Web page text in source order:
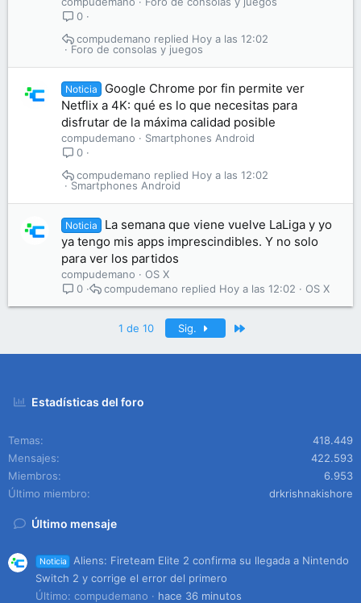
0
Foro de consolas y juegos
Hoy a las 12:02
compudemano
Noticia
Google Chrome por fin permite ver
Netflix a 4K: qué es lo que necesitas para
disfrutar de la máxima calidad posible
compudemano
Smartphones Android
0
Smartphones Android
Hoy a las 12:02
compudemano
Noticia
La semana que viene vuelve LaLiga y yo
ya tengo mis apps imprescindibles. Y no solo
para ver los partidos
compudemano
OS X
0
OS X
Hoy a las 12:02
compudemano
1 de 10 Sig.
Estadísticas del foro
Temas
418.449
Mensajes
422.593
Miembros
6.953
Último miembro
drkrishnakishore
Último mensaje
Noticia
Aliens: Fireteam Elite 2 confirma su llegada a Nintendo
Switch 2 y corrige el error del primero
Último: compudemano
hace 36 minutos